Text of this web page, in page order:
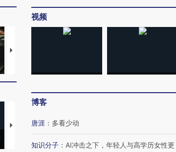
马航飞行员跨国走私7万
【推广】走进第四届链博
会，让数智科技“链”接产
【特别呈现】寻找100种
有意思的生活方式·第三对
住三
视频
博客
唐涯 ： 多看少动
知识分子 ： AI冲击之下，年轻人与高学历女性更